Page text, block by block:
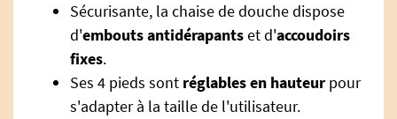
Sécurisante, la chaise de douche dispose
d'embouts antidérapantset d'accoudoirs
fixes.
Ses 4 pieds sont réglables en hauteur pour
s'adapter à la taille de l'utilisateur.